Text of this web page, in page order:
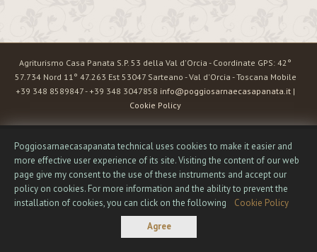
Agriturismo Casa Panata S.P. 53 della Val d'Orcia - Coordinate GPS: 42°
57.734 Nord 11° 47.263 Est 53047 Sarteano - Val d'Orcia - Toscana Mobile
+39 348 8589847 - +39 348 3047858 info@poggiosarnaecasapanata.it |
Cookie Policy
Poggiosarnaecasapanata technical uses cookies to make it easier and
more effective user experience of its site. Visiting the content of our web
page give my consent to the use of these instruments and accept our
policy on cookies. For more information and the ability to prevent the
installation of cookies, you can click on the following
Cookie Policy
Agree